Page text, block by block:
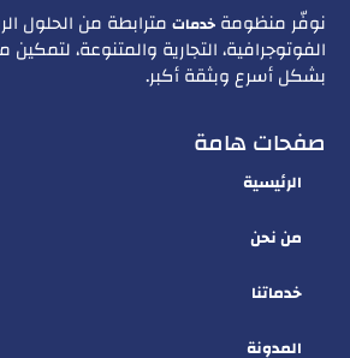
نوفّر منظومة خدمات مترابطة من الحلول
الفوتوجرافية، التجارية والمتنوعة،
بشكل أسرع وبثقة أكبر.
صفحات هامة
الرئيسية
من نحن
خدماتنا
المدونة